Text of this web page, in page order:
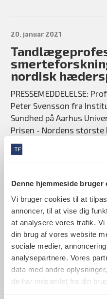
Denne hjemmeside bruger
Vi bruger cookies til at
annoncer, til at vise dig
at analysere vores trafik.
din brug af vores website
sociale medier,
analysepartnere. Vores
data med andre
de har indsamlet fra din
20. januar 2021
nordisk
PRESSEMEDDELELSE:
Peter Svensson fra
Sundhed på Aarhus
Prisen - Nordens
07. januar 2021
Du kan trygt
PRESSEMEDDELELSE:
patienter trods nye
Tandlæger følger
og du kan derfor fortsat